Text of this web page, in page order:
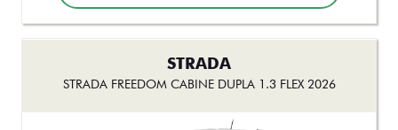
FALE AGORA: (61) 99258-3731
FINANCIAMENTO
De: R$ 123.990,00